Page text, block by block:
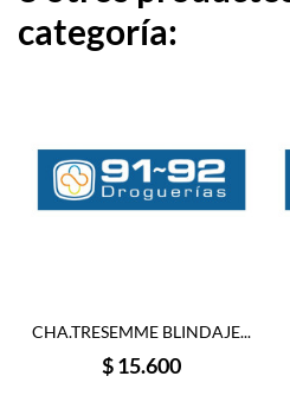
categoría:
CHA.TRESEMME BLINDAJE...
Precio
$ 15.600